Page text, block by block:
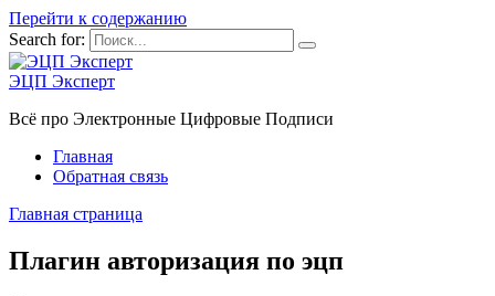
Перейти к содержанию
Search for:
ЭЦП Эксперт
Всё про Электронные Цифровые Подписи
Главная
Обратная связь
Главная страница
Плагин авторизация по эцп